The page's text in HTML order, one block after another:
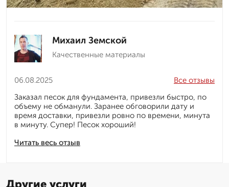
Михаил Земской
Качественные материалы
06.08.2025
Читать весь отзыв
Все отзывы
Заказал песок для фундамента, привезли быстро, по
объему не обманули. Заранее обговорили дату и
время доставки, привезли ровно по времени, минута
в минуту. Супер! Песок хороший!